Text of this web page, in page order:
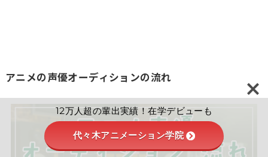
アニメの声優オーディションの流れ
12万人超の輩出実績！在学デビューも
代々木アニメーション学院